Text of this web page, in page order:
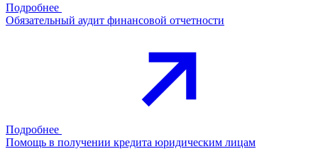
Подробнее
Обязательный аудит финансовой отчетности
Подробнее
Помощь в получении кредита юридическим лицам